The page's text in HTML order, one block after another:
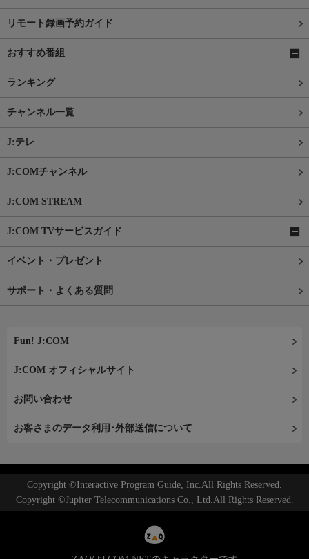
リモート録画予約ガイド
おすすめ番組
ランキング
チャンネル一覧
J:テレ
J:COMチャンネル
J:COM STREAM
J:COM TVサービスガイド
イベント・プレゼント
サポート・よくある質問
Fun! J:COM
J:COM オフィシャルサイト
お問い合わせ
お客さまのデータ利用･外部送信について
Copyright ©Interactive Program Guide, Inc.All Rights Reserved.
Copyright ©Jupiter Telecommunications Co., Ltd.All Rights Reserved.